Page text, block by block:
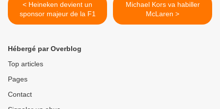
< Heineken devient un
sponsor majeur de la F1
Michael Kors va habiller
McLaren >
Hébergé par Overblog
Top articles
Pages
Contact